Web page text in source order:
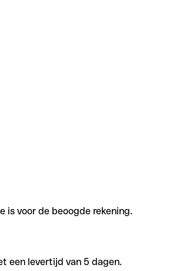
is voor de beoogde rekening.
een levertijd van 5 dagen.